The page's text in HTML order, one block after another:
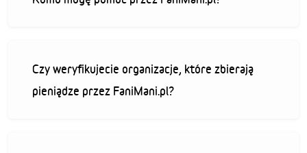
Czy weryfikujecie organizacje, które zbierają
pieniądze przez FaniMani.pl?